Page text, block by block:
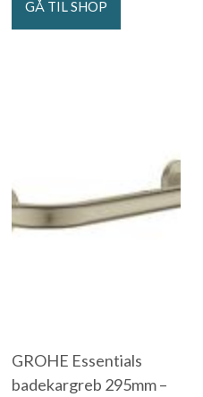
GÅ TIL SHOP
GROHE Essentials
badekargreb 295mm –